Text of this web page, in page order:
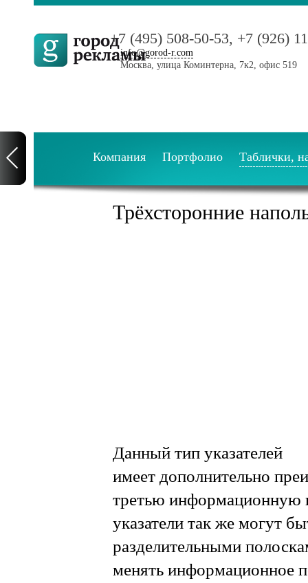
+7 (495) 508-50-53, +7 (926)
info@gorod-r.com
Москва, улица Коминтерна, 7к2, офис 519
Компания Портфолио Таблички,
Трёхсторонние
Данный тип указателей
имеет дополнительно
третью информационную
указатели так же могут
разделительными
менять информационное